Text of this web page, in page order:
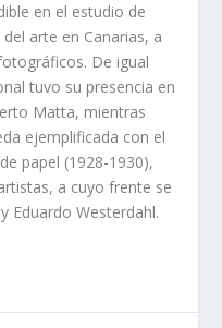
en el estudio de
arte en Canarias, a
De igual
tuvo su presencia en
Matta, mientras
ejemplificada con el
papel (1928-1930),
a cuyo frente se
Eduardo Westerdahl.